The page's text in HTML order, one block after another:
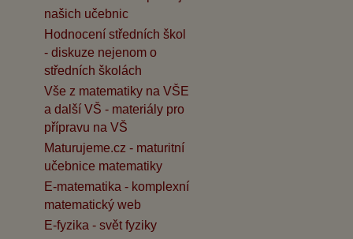
našich učebnic
Hodnocení středních škol
- diskuze nejenom o
středních školách
Vše z matematiky na VŠE
a další VŠ - materiály pro
přípravu na VŠ
Maturujeme.cz - maturitní
učebnice matematiky
E-matematika - komplexní
matematický web
E-fyzika - svět fyziky